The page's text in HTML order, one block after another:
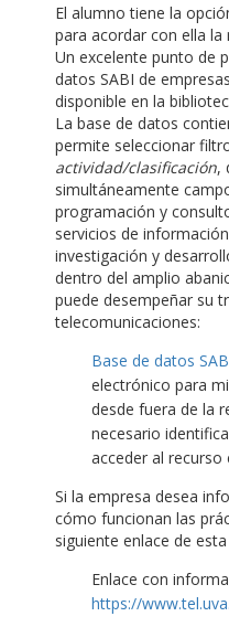
El alumno tiene la
para acordar con ella la
Un excelente punto de
datos SABI de
disponible en la
La base de datos
permite seleccionar
actividad/clasificación,
simultáneamente
programación y
servicios de
investigación y
dentro del amplio
puede desempeñar su
telecomunicaciones:
Base de datos
electrónico para
desde fuera de la
necesario
acceder al recurso
Si la empresa desea
cómo funcionan las
siguiente enlace de
Enlace con
https://